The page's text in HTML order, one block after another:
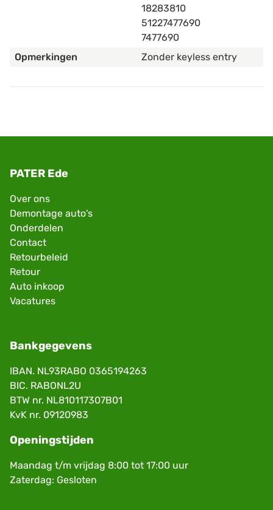
18283810
51227477690
7477690
Opmerkingen
Zonder keyless entry
PATER Ede
Over ons
Demontage auto's
Onderdelen
Contact
Retourbeleid
Retour
Auto inkoop
Vacatures
Bankgegevens
IBAN. NL93RABO 0365194263
BIC. RABONL2U
BTW nr. NL810117307B01
KvK nr. 09120983
Openingstijden
Maandag t/m vrijdag 8:00 tot 17:00 uur
Zaterdag: Gesloten